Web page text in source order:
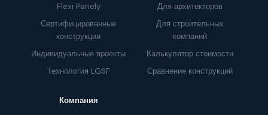
Flexi Panely
Сертифицированные
конструкции
Индивидуальные проекты
Технология LGSF
Для архитекторов
Для строительных
компаний
Калькулятор стоимости
Сравнение конструкций
Компания